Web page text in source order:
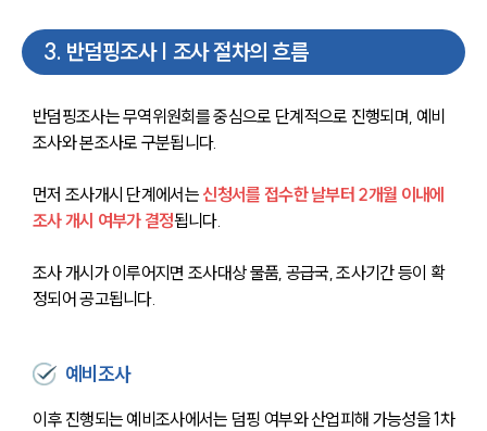
3. 반덤핑조사 | 조사 절차의 흐름
반덤핑조사는 무역위원회를 중심으로 단계적으로 진행되며, 예비
조사와 본조사로 구분됩니다.
먼저 조사개시 단계에서는 신청서를 접수한 날부터 2개월 이내에
조사 개시 여부가 결정됩니다.
조사 개시가 이루어지면 조사대상 물품, 공급국, 조사기간 등이 확
정되어 공고됩니다.
예비조사
이후 진행되는 예비조사에서는 덤핑 여부와 산업피해 가능성을 1차